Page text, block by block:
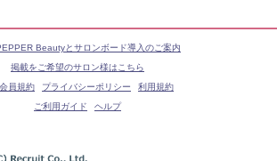
Beautyとサロンボード導入のご案内
掲載をご希望のサロン様はこちら
員規約
プライバシーポリシー
利用規約
ご利用ガイド
ヘルプ